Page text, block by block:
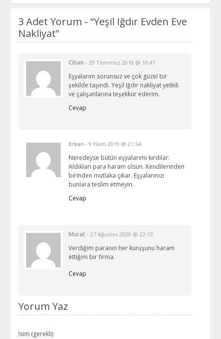
3 Adet Yorum -“Yeşil Iğdır Evden Eve
Nakliyat”
Cihan -29 Temmuz 2018 @ 10:41
Eşyalarım sorunsuz ve çok güzel bir
şekilde taşındı. Yeşil Iğdır nakliyat yetkili
ve çalışanlarına teşekkür ederim.
Cevap
Erkan -9 Ekim 2019 @ 21:54
Neredeyse bütün eşyalarımı kırdılar.
Aldıkları para haram olsun. Kendilerinden
birinden mutlaka çıkar. Eşyalarınızı
bunlara teslim etmeyin.
Cevap
Murat -27 Ağustos 2020 @ 22:13
Verdiğim paranın her kuruşunu haram
ettiğim bir firma.
Cevap
Yorum Yaz
İsim (gerekli)